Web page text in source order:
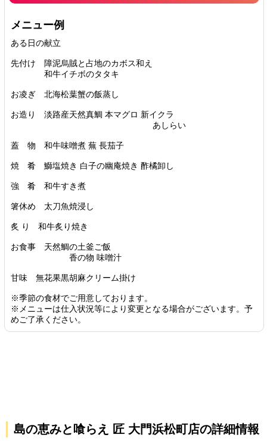
メニュー例
ある日の献立
先付け 障泥烏賊と占地のカボス和え
和牛イチボのタタキ
お凌ぎ 北海松葉蟹の飯蒸し
お造り 淡路産天然真鯛 本マグロ 新イクラ
あしらい
蓋 物 和牛味噌煮 蕪 長茄子
焼 肴 鰤塩焼き 白子の幽庵焼き 酢橘卸し
強 肴 和牛すき煮
箸休め 太刀魚焼浸し
炙 り 和牛炙り焼き
お食事 天然鯛の土釜ご飯
香の物 味噌汁
甘味 無花果黒胡麻クリーム掛け
※季節の食材でご用意しております。
※メニューは仕入状況等により変更となる場合がございます。予
めご了承ください。
島の恵みと喰らえ 匠 大門浜松町店の詳細情報